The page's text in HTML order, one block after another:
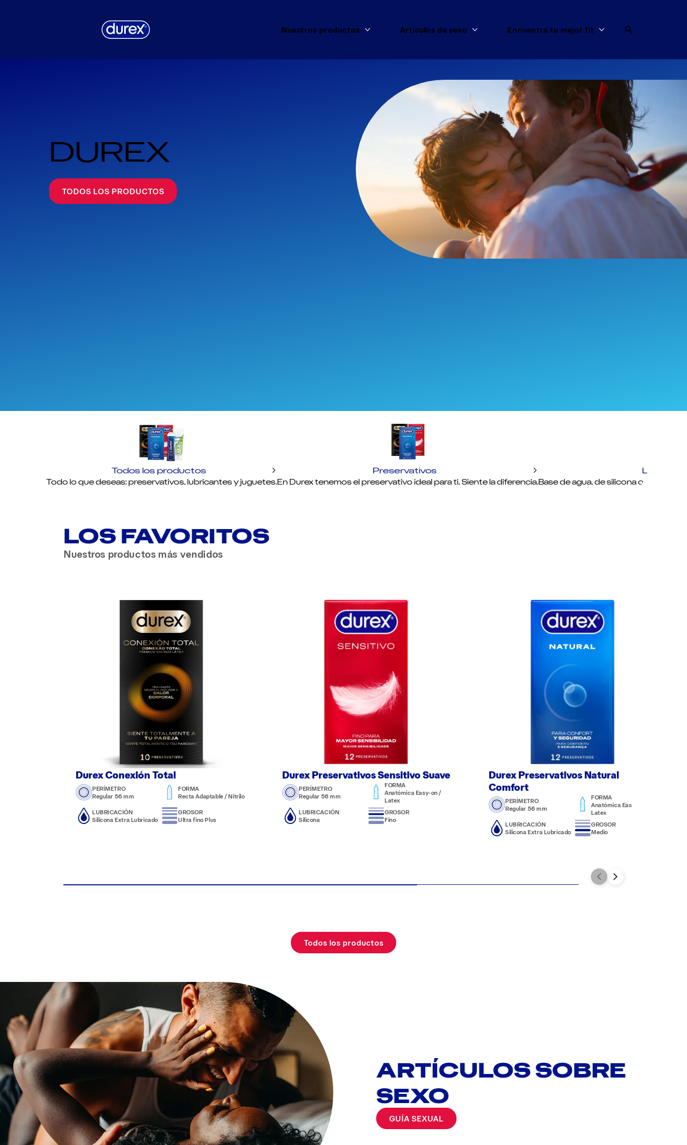
Nuestros productos Más Nuestros productos
Artículos de sexo Más Artículos de sexo
Encuentra tu mejor fit Más Encuentra tu
DUREX
TODOS LOS PRODUCTOS
Todos los productos
Todo lo que deseas: preservativos, lubricantes y juguetes.
Preservativos
En Durex tenemos el preservativo ideal para ti. Siente la diferencia.Base de agua, de silicona o 100%
LOS FAVORITOS
Nuestros productos más vendidos
Durex Conexión Total
PERÍMETRO
Regular 56 mm
FORMA
Recta Adaptable / Nitrilo
LUBRICACIÓN
Silicona Extra Lubricado
GROSOR
Ultra fino Plus
Durex Preservativos Sensitivo Suave
PERÍMETRO
Regular 56 mm
FORMA
Anatómica Easy-on /
Latex
LUBRICACIÓN
Silicona
GROSOR
Fino
Durex Preservativos Natural
Comfort
PERÍMETRO
Regular 56 mm
FORMA
Anatómica Easy-on /
Latex
LUBRICACIÓN
Silicona Extra Lubricado
GROSOR
Medio
Todos los productos
ARTÍCULOS SOBRE
SEXO
GUÍA SEXUAL